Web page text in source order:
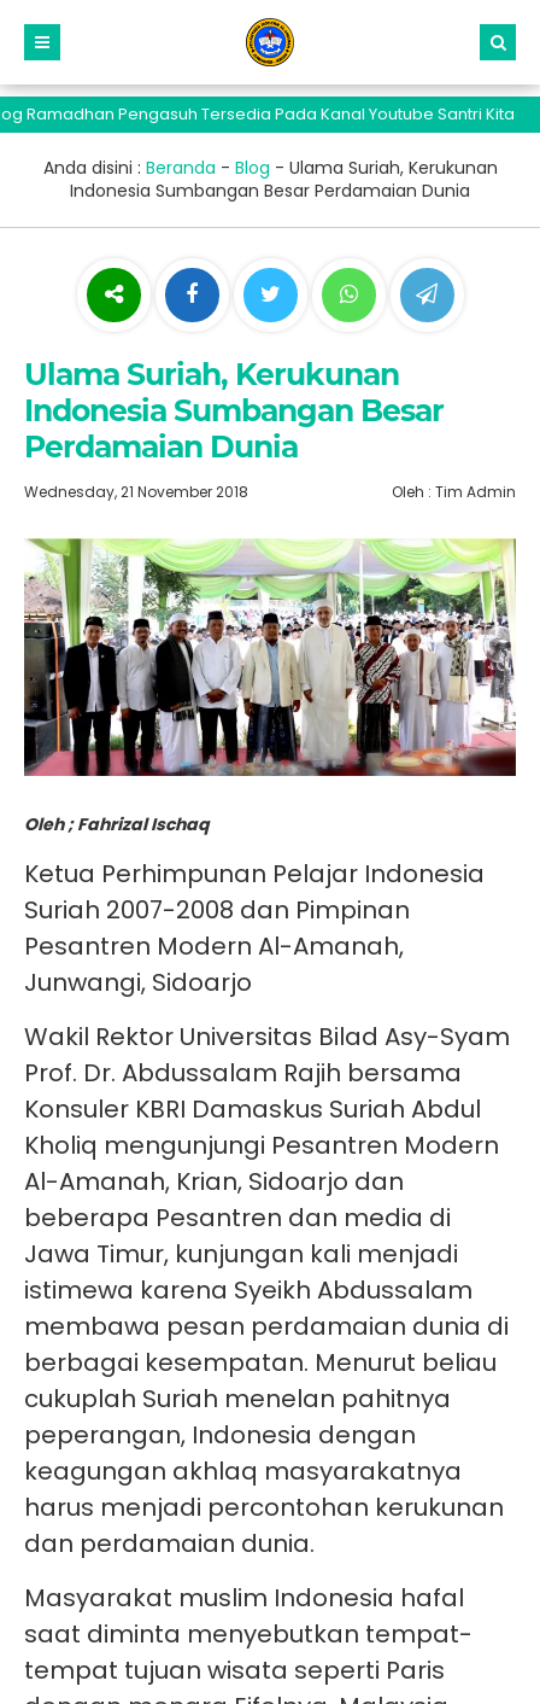
Pengasuh Tersedia Pada Kanal Youtube Santri Kita
Anda disini : Beranda - Blog - Ulama Suriah, Kerukunan
Indonesia Sumbangan Besar Perdamaian Dunia
Ulama Suriah, Kerukunan
Indonesia Sumbangan Besar
Perdamaian Dunia
Wednesday, 21 November 2018 Oleh : Tim Admin
Oleh ; Fahrizal Ischaq
Ketua Perhimpunan Pelajar Indonesia
Suriah 2007-2008 dan Pimpinan
Pesantren Modern Al-Amanah,
Junwangi, Sidoarjo
Wakil Rektor Universitas Bilad Asy-Syam
Prof. Dr. Abdussalam Rajih bersama
Konsuler KBRI Damaskus Suriah Abdul
Kholiq mengunjungi Pesantren Modern
Al-Amanah, Krian, Sidoarjo dan
beberapa Pesantren dan media di
Jawa Timur, kunjungan kali menjadi
istimewa karena Syeikh Abdussalam
membawa pesan perdamaian dunia di
berbagai kesempatan. Menurut beliau
cukuplah Suriah menelan pahitnya
peperangan, Indonesia dengan
keagungan akhlaq masyarakatnya
harus menjadi percontohan kerukunan
dan perdamaian dunia.
Masyarakat muslim Indonesia hafal
saat diminta menyebutkan tempat-
tempat tujuan wisata seperti Paris